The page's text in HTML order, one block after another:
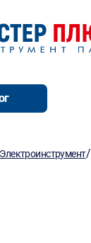
Электроинструмент/